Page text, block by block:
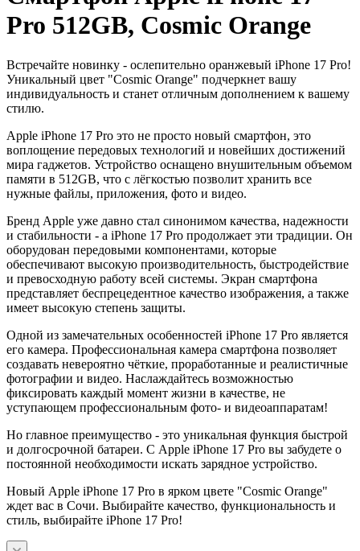
Pro 512GB, Cosmic Orange
Встречайте новинку - ослепительно оранжевый iPhone 17 Pro!
Уникальный цвет "Cosmic Orange" подчеркнет вашу
индивидуальность и станет отличным дополнением к вашему
стилю.
Apple iPhone 17 Pro это не просто новый смартфон, это
воплощение передовых технологий и новейших достижений
мира гаджетов. Устройство оснащено внушительным объемом
памяти в 512GB, что с лёгкостью позволит хранить все
нужные файлы, приложения, фото и видео.
Бренд Apple уже давно стал синонимом качества, надежности
и стабильности - а iPhone 17 Pro продолжает эти традиции. Он
оборудован передовыми компонентами, которые
обеспечивают высокую производительность, быстродействие
и превосходную работу всей системы. Экран смартфона
представляет беспрецедентное качество изображения, а также
имеет высокую степень защиты.
Одной из замечательных особенностей iPhone 17 Pro является
его камера. Профессиональная камера смартфона позволяет
создавать невероятно чёткие, проработанные и реалистичные
фотографии и видео. Наслаждайтесь возможностью
фиксировать каждый момент жизни в качестве, не
уступающем профессиональным фото- и видеоаппаратам!
Но главное преимущество - это уникальная функция быстрой
и долгосрочной батареи. С Apple iPhone 17 Pro вы забудете о
постоянной необходимости искать зарядное устройство.
Новый Apple iPhone 17 Pro в ярком цвете "Cosmic Orange"
ждет вас в Сочи. Выбирайте качество, функциональность и
стиль, выбирайте iPhone 17 Pro!